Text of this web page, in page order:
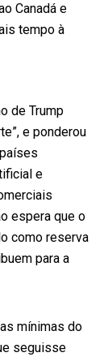
Canadá e
tempo à
de Trump
e ponderou
e
espera que o
como reserva
para a
mínimas do
seguisse